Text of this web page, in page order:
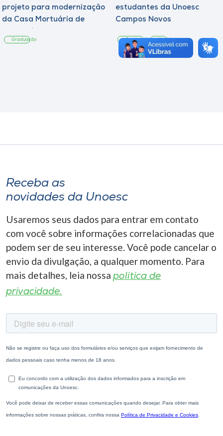
projeto para modernização
da Casa Mortuária de
Graduação
estudantes da Unoesc
Campos Novos
Graduação
Receba as
novidades da Unoesc
Usaremos seus dados para entrar em contato
com você sobre informações correlacionadas que
podem ser de seu interesse. Você pode cancelar o
envio da divulgação, a qualquer momento. Para
mais detalhes, leia nossa política de
privacidade.